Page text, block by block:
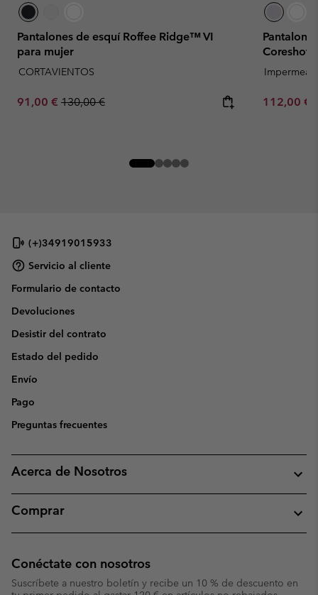
Pantalones de esquí Roffee Ridge™ VI
para mujer
CORTAVIENTOS
Sale price:
91,00 € Regular price:
130,00 € Sale price:
112,00 €
(+)34919015933
Servicio al cliente
Formulario de contacto
Devoluciones
Desistir del contrato
Estado del pedido
Envío
Pago
Preguntas frecuentes
Acerca de Nosotros
Comprar
Conéctate con nosotros
Suscríbete a nuestro boletín y recibe un 10 % de descuento en